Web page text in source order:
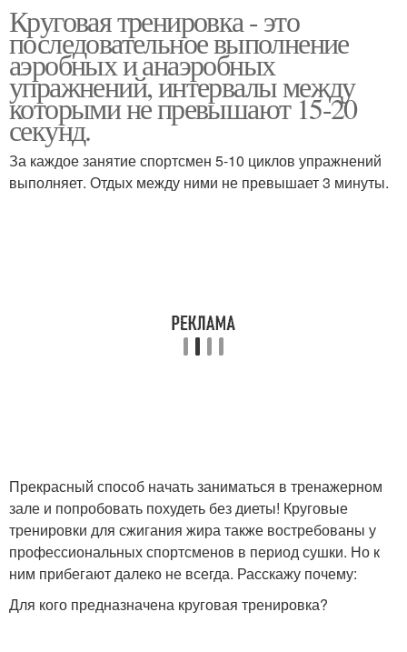
Круговая тренировка - это
последовательное выполнение
аэробных и анаэробных
упражнений, интервалы между
которыми не превышают 15-20
секунд.
За каждое занятие спортсмен 5-10 циклов упражнений
выполняет. Отдых между ними не превышает 3 минуты.
Прекрасный способ начать заниматься в тренажерном
зале и попробовать похудеть без диеты! Круговые
тренировки для сжигания жира также востребованы у
профессиональных спортсменов в период сушки. Но к
ним прибегают далеко не всегда. Расскажу почему:
Для кого предназначена круговая тренировка?